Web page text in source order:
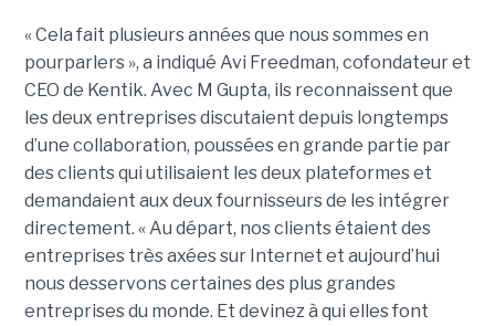
« Cela fait plusieurs années que nous sommes en
pourparlers », a indiqué Avi Freedman, cofondateur et
CEO de Kentik. Avec M Gupta, ils reconnaissent que
les deux entreprises discutaient depuis longtemps
d’une collaboration, poussées en grande partie par
des clients qui utilisaient les deux plateformes et
demandaient aux deux fournisseurs de les intégrer
directement. « Au départ, nos clients étaient des
entreprises très axées sur Internet et aujourd’hui
nous desservons certaines des plus grandes
entreprises du monde. Et devinez à qui elles font